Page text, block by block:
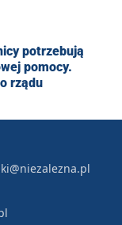
potrzebują
pomocy.
rządu